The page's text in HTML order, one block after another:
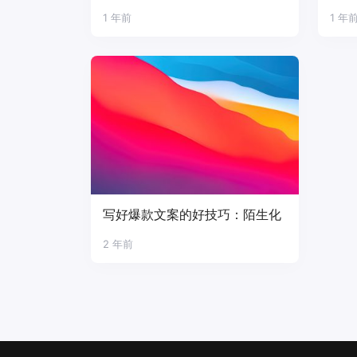
1 年前 1 年前
写好爆款文案的好技巧：陌生化
2 年前